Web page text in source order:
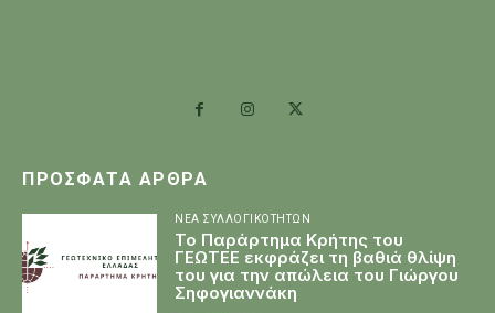
ΠΡΌΣΦΑΤΑ ΆΡΘΡΑ
ΝΈΑ ΣΥΛΛΟΓΙΚΟΤΉΤΩΝ
Το Παράρτημα Κρήτης του
ΓΕΩΤΕΕ εκφράζει τη βαθιά θλίψη
του για την απώλεια του Γιώργου
Σηφογιαννάκη